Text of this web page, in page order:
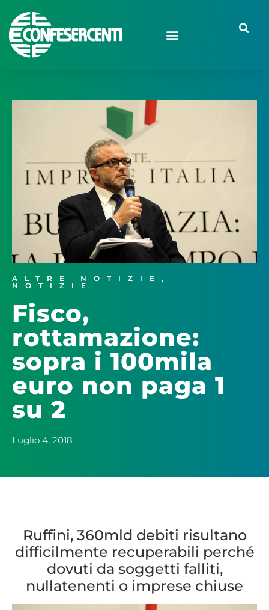
ALTRE NOTIZIE ,
NOTIZIE
Fisco,
rottamazione:
sopra i 100mila
euro non paga 1
su 2
Luglio 4, 2018
Ruffini, 360mld debiti risultano
difficilmente recuperabili perché
dovuti da soggetti falliti,
nullatenenti o imprese chiuse